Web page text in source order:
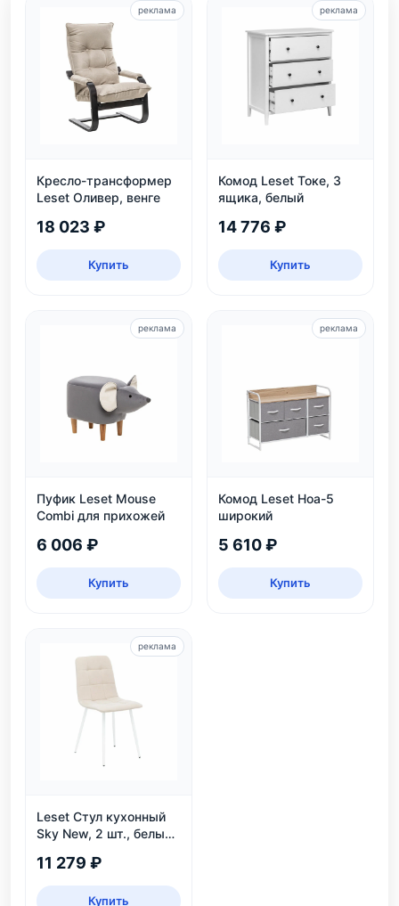
Кресло-трансформер
Leset Оливер, венге
18 023 ₽
Купить
реклама
Комод Leset Токе, 3
ящика, белый
14 776 ₽
Купить
реклама
Пуфик Leset Mouse
Combi для прихожей
6 006 ₽
Купить
реклама
Комод Leset Ноа-5
широкий
5 610 ₽
Купить
реклама
Leset Стул кухонный
Sky New, 2 шт., белый/
11 279 ₽
Купить
реклама